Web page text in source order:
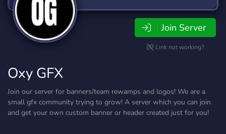
Join Server
Link not working?
Oxy GFX
Join our server for banners/team rewamps and logos! We are a
small gfx community trying to grow! A server which you can join
and get your own custom banner or header created just for you!